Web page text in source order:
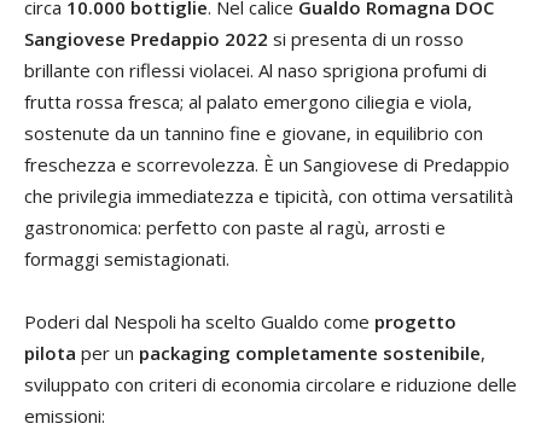
circa 10.000 bottiglie. Nel calice Gualdo Romagna DOC
Sangiovese Predappio 2022 si presenta di un rosso
brillante con riflessi violacei. Al naso sprigiona profumi di
frutta rossa fresca; al palato emergono ciliegia e viola,
sostenute da un tannino fine e giovane, in equilibrio con
freschezza e scorrevolezza. È un Sangiovese di Predappio
che privilegia immediatezza e tipicità, con ottima versatilità
gastronomica: perfetto con paste al ragù, arrosti e
formaggi semistagionati.
Poderi dal Nespoli ha scelto Gualdo come progetto
pilota per un packaging completamente sostenibile,
sviluppato con criteri di economia circolare e riduzione delle
emissioni: